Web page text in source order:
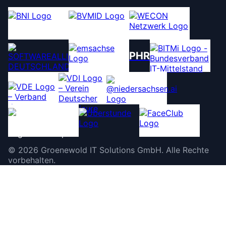
PHR
© 2026 Groenewold IT Solutions GmbH. Alle Rechte
vorbehalten.